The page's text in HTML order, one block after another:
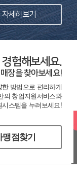
자세히보기
험해보세요.
장을 찾아보세요!
방법으로 편리하게
의 창업지원서비스와
시스템을 누려보세요!
맹점찾기